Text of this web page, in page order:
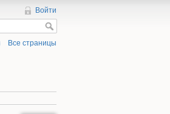
Войти
Все страницы